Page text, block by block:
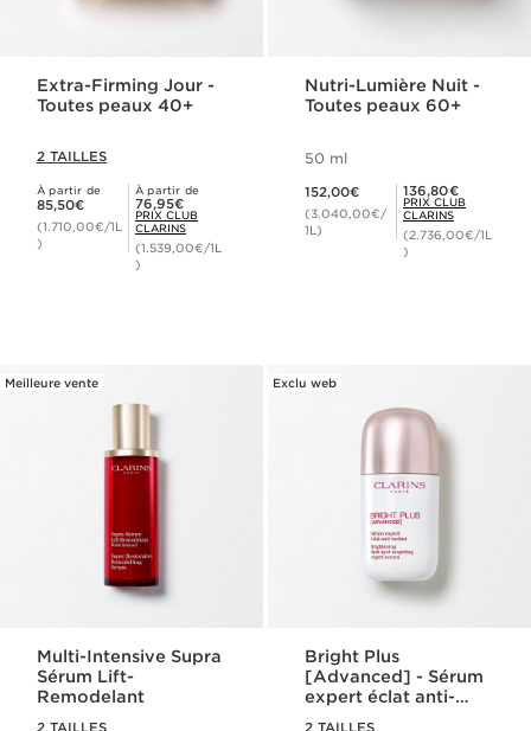
Extra-Firming Jour -
Toutes peaux 40+
2 TAILLES
À partir de
Nouveau prix 85,50€
85,50€
(1.710,00€/1L
)
À partir de
Prix Club Clarins 76,95€
76,95€
PRIX CLUB
CLARINS
(1.539,00€/1L
)
Nutri-Lumière Nuit -
Toutes peaux 60+
50 ml
152,00€
(3.040,00€/
1L)
Prix Club Clarins 136,80€
136,80€
PRIX CLUB
CLARINS
(2.736,00€/1L
)
Meilleure vente
Multi-Intensive Supra
Sérum Lift-
Remodelant
Exclu web
Bright Plus
[Advanced] - Sérum
expert éclat anti-